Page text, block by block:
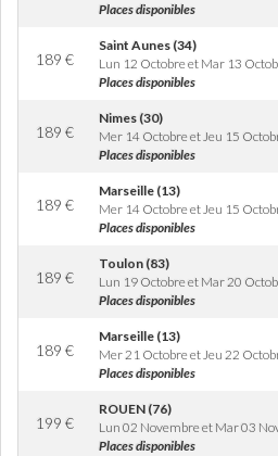
Places disponibles
189 €
Saint Aunes (34)
Lun 12 Octobre et Mar 13
Places disponibles
189 €
Nimes (30)
Mer 14 Octobre et Jeu 15
Places disponibles
189 €
Marseille (13)
Mer 14 Octobre et Jeu 15
Places disponibles
189 €
Toulon (83)
Lun 19 Octobre et Mar 20
Places disponibles
189 €
Marseille (13)
Mer 21 Octobre et Jeu 22
Places disponibles
199 €
ROUEN (76)
Lun 02 Novembre et Mar 03
Places disponibles